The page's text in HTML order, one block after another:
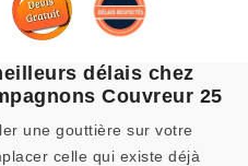
délais chez
Couvreur 25
une gouttière sur votre
celle qui existe déjà